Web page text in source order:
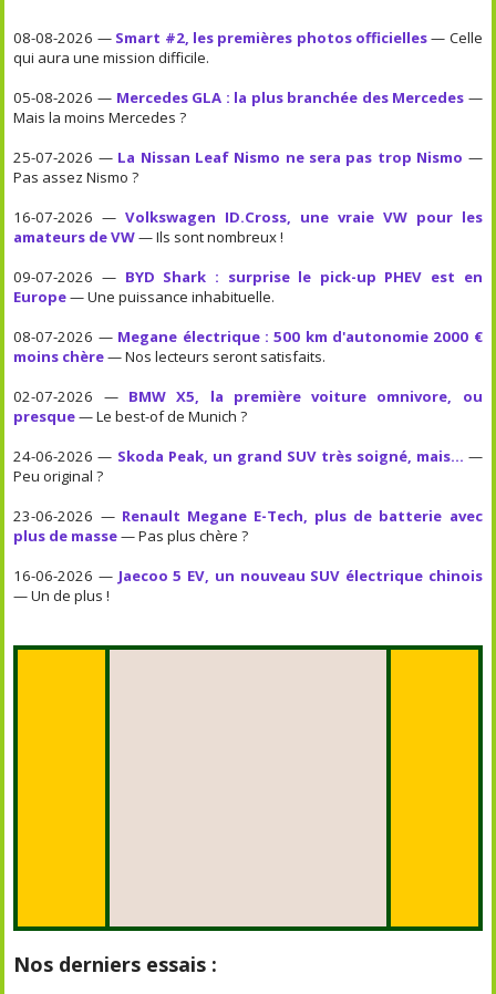
08-08-2026 — Smart #2, les premières photos officielles— Celle
qui aura une mission difficile.
05-08-2026 — Mercedes GLA : la plus branchée des Mercedes —
Mais la moins Mercedes ?
25-07-2026 — La Nissan Leaf Nismo ne sera pas trop Nismo —
Pas assez Nismo ?
16-07-2026 —Volkswagen ID.Cross, une vraie VW pour les
amateurs de VW— Ils sont nombreux !
09-07-2026 — BYD Shark : surprise le pick-up PHEV est en
Europe— Une puissance inhabituelle.
08-07-2026 — Megane électrique : 500 km d'autonomie 2000 €
moins chère— Nos lecteurs seront satisfaits.
02-07-2026 — BMW X5, la première voiture omnivore, ou
presque— Le best-of de Munich ?
24-06-2026 — Skoda Peak, un grand SUV très soigné, mais... —
Peu original ?
23-06-2026 — Renault Megane E-Tech, plus de batterie avec
plus de masse— Pas plus chère ?
16-06-2026 — Jaecoo 5 EV, un nouveau SUV électrique chinois
— Un de plus !
Nos derniers essais :